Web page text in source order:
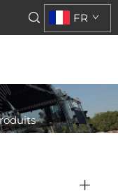
FR